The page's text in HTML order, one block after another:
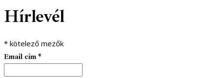
Hírlevél
* kötelező mezők
Email cím *